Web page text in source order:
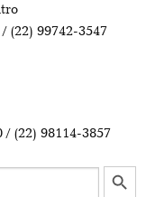
(22) 99742-3547
/ (22) 98114-3857
Search Button